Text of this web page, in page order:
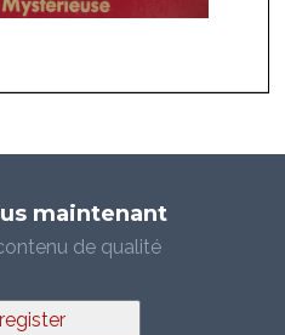
maintenant
de qualité